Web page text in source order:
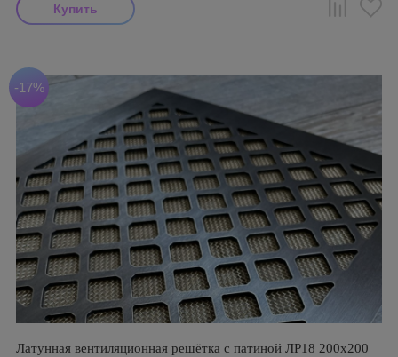
-17%
Латунная вентиляционная решётка с патиной ЛР18 200х200